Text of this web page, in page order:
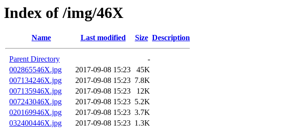
Index of /img/46X
Name Last modified Size Description
Parent Directory
-
002865546X.jpg
2017-09-08 15:23
45K
007134246X.jpg
2017-09-08 15:23 7.8K
007135946X.jpg
2017-09-08 15:23
12K
007243046X.jpg
2017-09-08 15:23 5.2K
020169946X.jpg
2017-09-08 15:23 3.7K
032400446X.jpg
2017-09-08 15:23 1.3K